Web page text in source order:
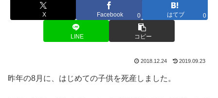
X Facebook 0 はてブ 0
LINE コピー
2018.12.24 2019.09.23
昨年の8月に、はじめての子供を死産しました。